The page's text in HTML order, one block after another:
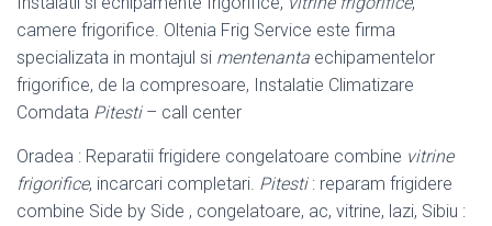
camere frigorifice. Oltenia Frig Service este firma
specializata in montajul si mentenanta echipamentelor
frigorifice, de la compresoare, Instalatie Climatizare
Comdata Pitesti– call center
Oradea : Reparatii frigidere congelatoare combine vitrine
frigorifice, incarcari completari. Pitesti: reparam frigidere
combine Side by Side , congelatoare, ac, vitrine, lazi, Sibiu :